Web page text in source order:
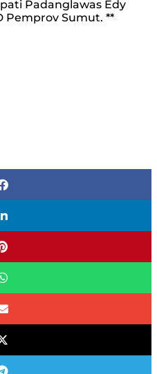
Padanglawas Edy
Pemprov Sumut. **